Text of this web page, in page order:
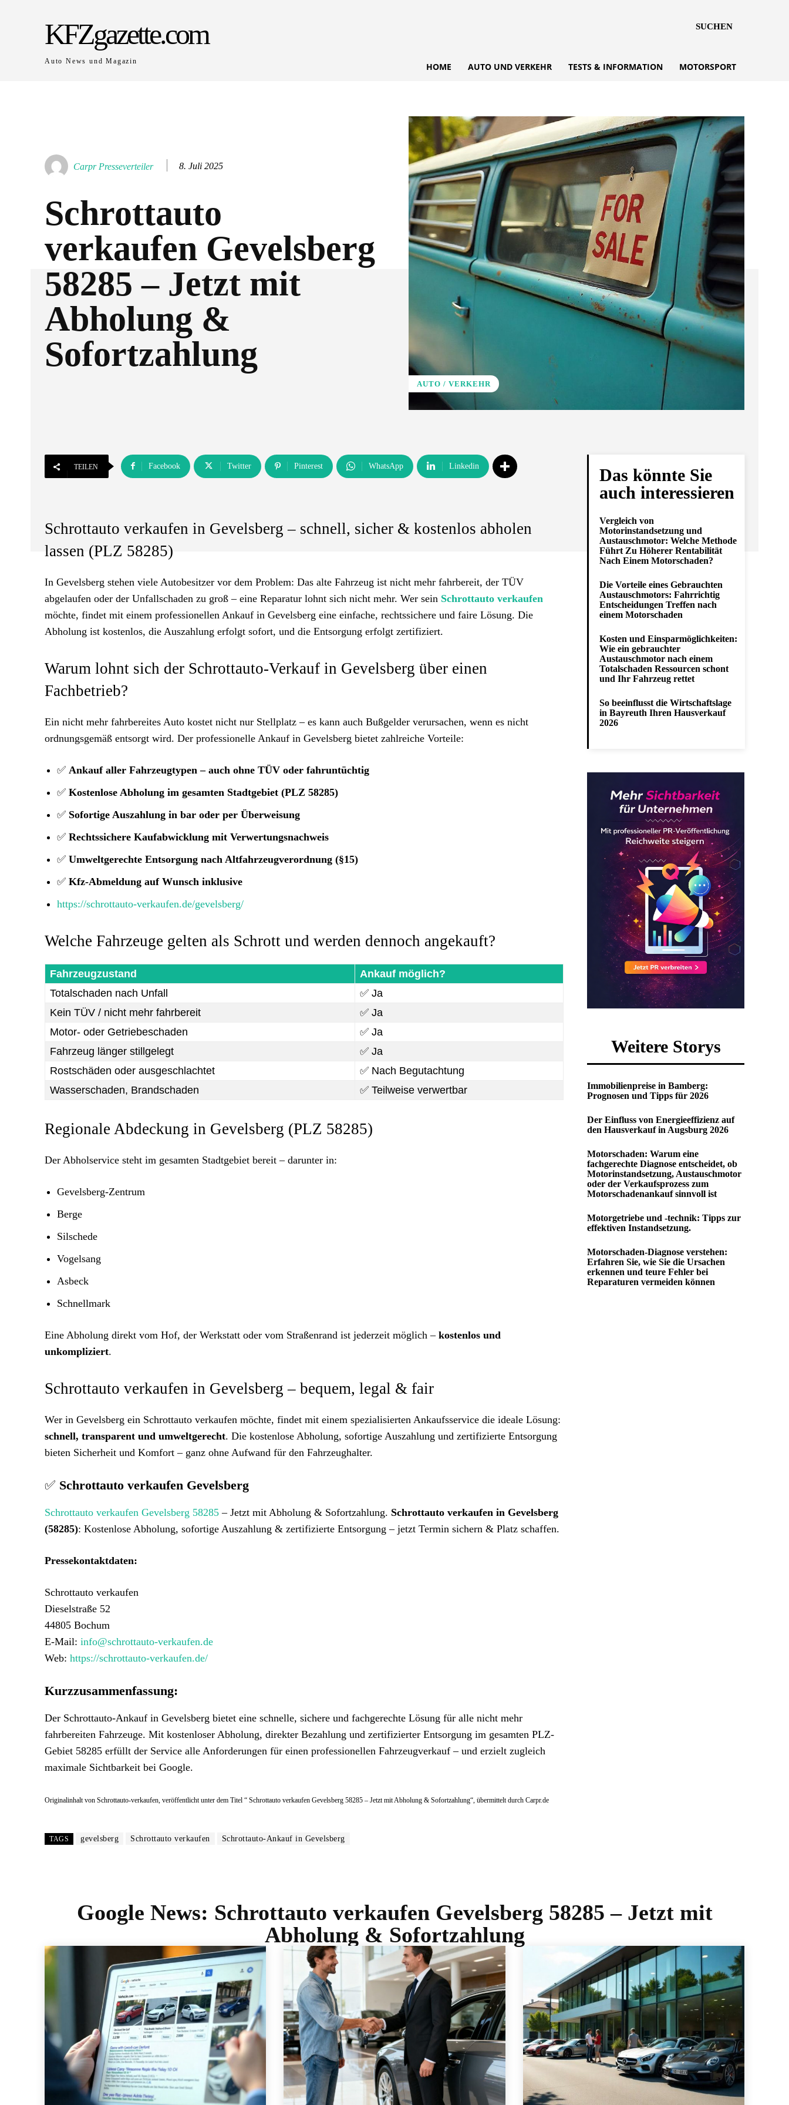
KFZgazette.com
Auto News und Magazin
SUCHEN
HOME AUTO UND VERKEHR TESTS & INFORMATION MOTORSPORT
Carpr Presseverteiler 8. Juli 2025
Schrottauto
verkaufen Gevelsberg
58285 – Jetzt mit
Abholung &
Sofortzahlung
AUTO / VERKEHR
TEILEN Facebook Twitter Pinterest WhatsApp Linkedin
Schrottauto verkaufen in Gevelsberg – schnell, sicher & kostenlos abholen
lassen (PLZ 58285)
In Gevelsberg stehen viele Autobesitzer vor dem Problem: Das alte Fahrzeug ist nicht mehr fahrbereit, der TÜV
abgelaufen oder der Unfallschaden zu groß – eine Reparatur lohnt sich nicht mehr. Wer sein Schrottauto verkaufen
möchte, findet mit einem professionellen Ankauf in Gevelsberg eine einfache, rechtssichere und faire Lösung. Die
Abholung ist kostenlos, die Auszahlung erfolgt sofort, und die Entsorgung erfolgt zertifiziert.
Warum lohnt sich der Schrottauto-Verkauf in Gevelsberg über einen
Fachbetrieb?
Ein nicht mehr fahrbereites Auto kostet nicht nur Stellplatz – es kann auch Bußgelder verursachen, wenn es nicht
ordnungsgemäß entsorgt wird. Der professionelle Ankauf in Gevelsberg bietet zahlreiche Vorteile:
✅ Ankauf aller Fahrzeugtypen – auch ohne TÜV oder fahruntüchtig
✅ Kostenlose Abholung im gesamten Stadtgebiet (PLZ 58285)
✅ Sofortige Auszahlung in bar oder per Überweisung
✅ Rechtssichere Kaufabwicklung mit Verwertungsnachweis
✅ Umweltgerechte Entsorgung nach Altfahrzeugverordnung (§15)
✅ Kfz-Abmeldung auf Wunsch inklusive
https://schrottauto-verkaufen.de/gevelsberg/
Welche Fahrzeuge gelten als Schrott und werden dennoch angekauft?
Fahrzeugzustand
Ankauf möglich?
Totalschaden nach Unfall
✅ Ja
Kein TÜV / nicht mehr fahrbereit
✅ Ja
Motor- oder Getriebeschaden
✅ Ja
Fahrzeug länger stillgelegt
✅ Ja
Rostschäden oder ausgeschlachtet
✅ Nach Begutachtung
Wasserschaden, Brandschaden
✅ Teilweise verwertbar
Regionale Abdeckung in Gevelsberg (PLZ 58285)
Der Abholservice steht im gesamten Stadtgebiet bereit – darunter in:
Gevelsberg-Zentrum
Berge
Silschede
Vogelsang
Asbeck
Schnellmark
Eine Abholung direkt vom Hof, der Werkstatt oder vom Straßenrand ist jederzeit möglich – kostenlos und
unkompliziert.
Schrottauto verkaufen in Gevelsberg – bequem, legal & fair
Wer in Gevelsberg ein Schrottauto verkaufen möchte, findet mit einem spezialisierten Ankaufsservice die ideale Lösung:
schnell, transparent und umweltgerecht. Die kostenlose Abholung, sofortige Auszahlung und zertifizierte Entsorgung
bieten Sicherheit und Komfort – ganz ohne Aufwand für den Fahrzeughalter.
✅ Schrottauto verkaufen Gevelsberg
Schrottauto verkaufen Gevelsberg 58285 – Jetzt mit Abholung & Sofortzahlung. Schrottauto verkaufen in Gevelsberg
(58285): Kostenlose Abholung, sofortige Auszahlung & zertifizierte Entsorgung – jetzt Termin sichern & Platz schaffen.
Pressekontaktdaten:
Schrottauto verkaufen
Dieselstraße 52
44805 Bochum
E-Mail: info@schrottauto-verkaufen.de
Web: https://schrottauto-verkaufen.de/
Kurzzusammenfassung:
Der Schrottauto-Ankauf in Gevelsberg bietet eine schnelle, sichere und fachgerechte Lösung für alle nicht mehr
fahrbereiten Fahrzeuge. Mit kostenloser Abholung, direkter Bezahlung und zertifizierter Entsorgung im gesamten PLZ-
Gebiet 58285 erfüllt der Service alle Anforderungen für einen professionellen Fahrzeugverkauf – und erzielt zugleich
maximale Sichtbarkeit bei Google.
Originalinhalt von Schrottauto-verkaufen, veröffentlicht unter dem Titel “ Schrottauto verkaufen Gevelsberg 58285 – Jetzt mit Abholung & Sofortzahlung“, übermittelt durch Carpr.de
TAGS gevelsberg Schrottauto verkaufen Schrottauto-Ankauf in Gevelsberg
Das könnte Sie
auch interessieren
Vergleich von
Motorinstandsetzung und
Austauschmotor: Welche Methode
Führt Zu Höherer Rentabilität
Nach Einem Motorschaden?
Die Vorteile eines Gebrauchten
Austauschmotors: Fahrrichtig
Entscheidungen Treffen nach
einem Motorschaden
Kosten und Einsparmöglichkeiten:
Wie ein gebrauchter
Austauschmotor nach einem
Totalschaden Ressourcen schont
und Ihr Fahrzeug rettet
So beeinflusst die Wirtschaftslage
in Bayreuth Ihren Hausverkauf
2026
Weitere Storys
Immobilienpreise in Bamberg:
Prognosen und Tipps für 2026
Der Einfluss von Energieeffizienz auf
den Hausverkauf in Augsburg 2026
Motorschaden: Warum eine
fachgerechte Diagnose entscheidet, ob
Motorinstandsetzung, Austauschmotor
oder der Verkaufsprozess zum
Motorschadenankauf sinnvoll ist
Motorgetriebe und -technik: Tipps zur
effektiven Instandsetzung.
Motorschaden-Diagnose verstehen:
Erfahren Sie, wie Sie die Ursachen
erkennen und teure Fehler bei
Reparaturen vermeiden können
Google News: Schrottauto verkaufen Gevelsberg 58285 – Jetzt mit
Abholung & Sofortzahlung